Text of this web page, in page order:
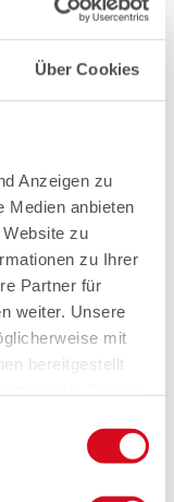
Über Cookies
Anzeigen zu
Medien anbieten
zu
zu Ihrer
Partner für
weiter. Unsere
mit
bereitgestellt